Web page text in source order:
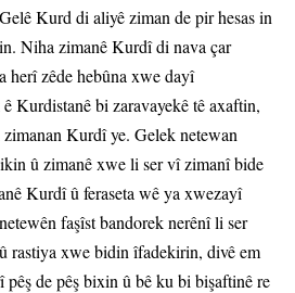
Kurd di aliyê ziman de pir hesas in
Niha zimanê Kurdî di nava çar
herî zêde hebûna xwe dayî
Kurdistanê bi zaravayekê tê axaftin,
Kurdî ye. Gelek netewan
û zimanê xwe li ser vî zimanî bide
Kurdî û feraseta wê ya xwezayî
faşîst bandorek nerênî li ser
rastiya xwe bidin îfadekirin, divê em
de pêş bixin û bê ku bi bişaftinê re